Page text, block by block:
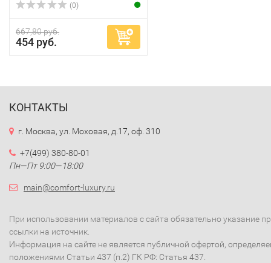
(0)
667,80 руб.
454 руб.
КОНТАКТЫ
г. Москва, ул. Моховая, д.17, оф. 310
+7(499) 380-80-01
Пн—Пт 9:00—18:00
main@comfort-luxury.ru
При использовании материалов с сайта обязательно указание
ссылки на источник.
Информация на сайте не является публичной офертой,
положениями Статьи 437 (п.2) ГК РФ: Статья 437.